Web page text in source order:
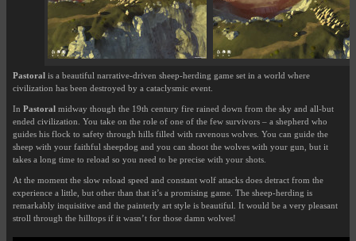
Pastoral is a beautiful narrative-driven sheep-herding game set in a world where
civilization has been destroyed by a cataclysmic event.
In Pastoral midway though the 19th century fire rained down from the sky and all-but
ended civilization. You take on the role of one of the few survivors – a shepherd who
guides his flock to safety through hills filled with ravenous wolves. You can guide the
sheep with your faithful sheepdog and you can shoot the wolves with your gun, but it
takes a long time to reload so you need to be precise with your shots.
At the moment the slow reload speed and constant wolf attacks does detract from the
experience a little, but other than that it’s a promising game. The sheep-herding is
remarkably inquisitive and the painterly art style is beautiful. It would be a very pleasant
stroll through the hilltops if it wasn’t for those damn wolves!